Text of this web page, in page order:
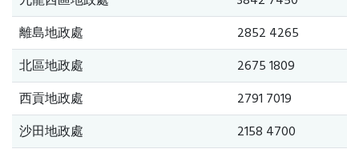
離島地政處
2852 4265
北區地政處
2675 1809
西貢地政處
2791 7019
沙田地政處
2158 4700